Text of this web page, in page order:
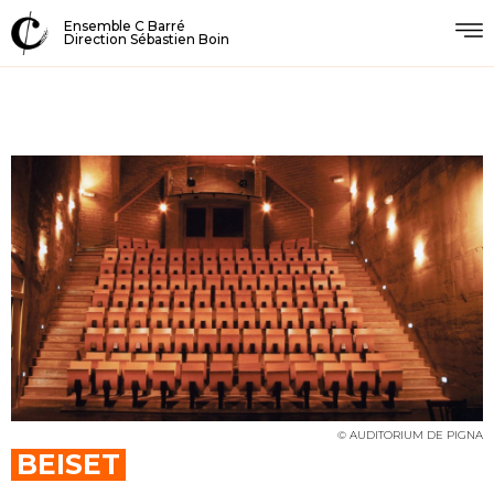
Ensemble C Barré
Direction Sébastien Boin
BEISET
© AUDITORIUM DE PIGNA